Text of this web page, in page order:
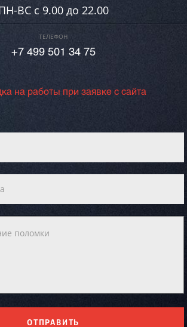
ВC c 9.00 до 22.00
ТЕЛЕФОН
+7 499 501 34 75
на работы при заявке с сайта
ОТПРАВИТЬ